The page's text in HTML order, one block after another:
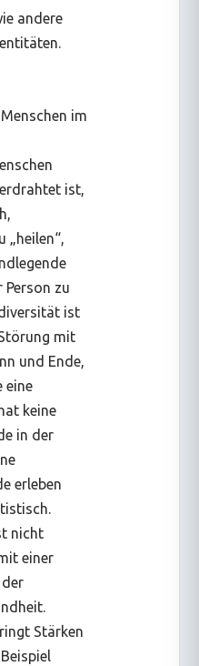
andere
im
ist,
„heilen“,
Person zu
ist
mit
und Ende,
eine
keine
in der
erleben
nicht
einer
Stärken